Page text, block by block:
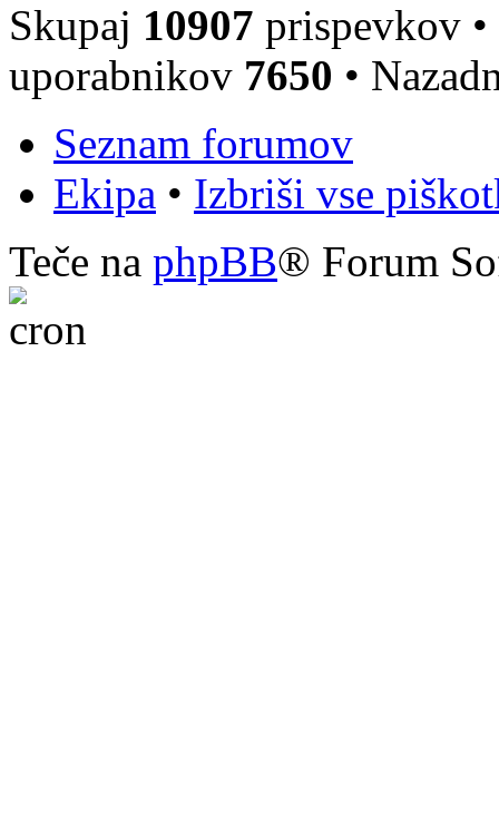
Skupaj 10907 prispevkov
uporabnikov 7650 •
Seznam forumov
Ekipa • Izbriši vse
Teče na phpBB® Forum